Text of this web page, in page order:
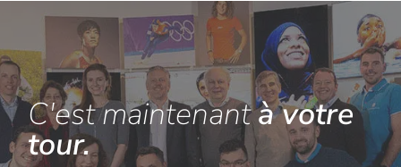
C'est maintenantà votre
tour.